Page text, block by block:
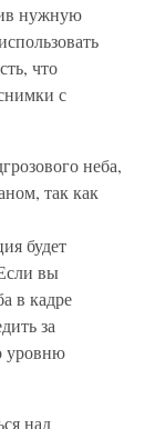
нужную
что
с
неба,
так как
будет
вы
в кадре
за
уровню
над